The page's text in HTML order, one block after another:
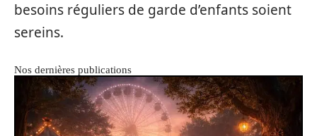
besoins réguliers de garde d’enfants soient
sereins.
Nos dernières publications